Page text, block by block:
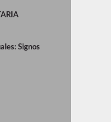
Signos